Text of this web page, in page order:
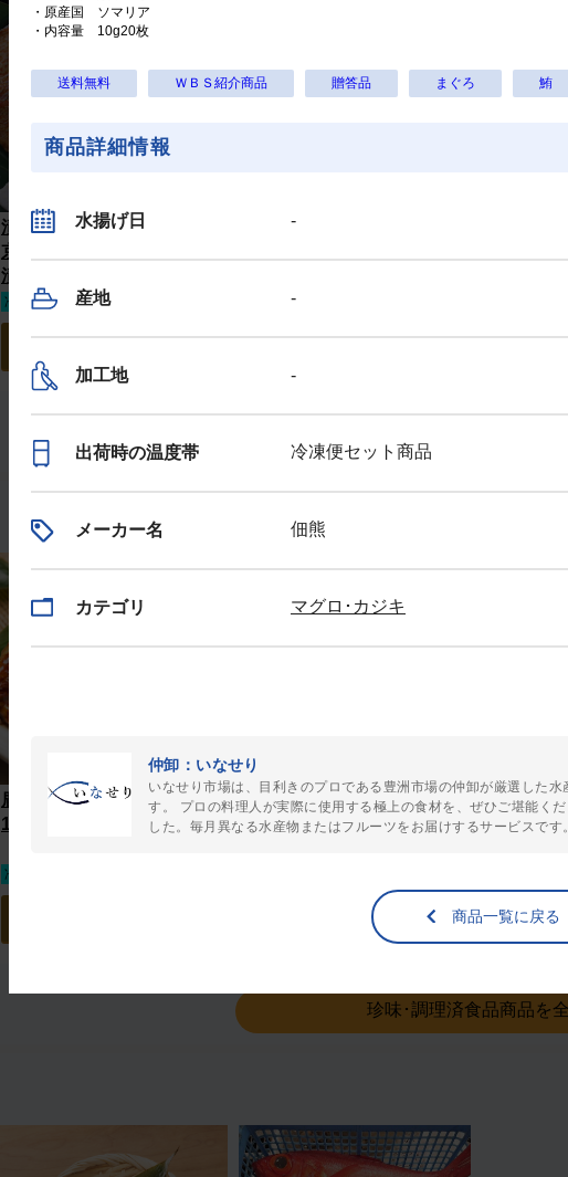
漬魚3種セット（目抜け西
京漬、目抜け照焼、鮭粕
漬）
冷凍
【豊洲仲卸厳選】西京漬け
鹿児島県産鰻蒲焼きカット
110g x 4パック
冷凍（
鹿児島県産鰻蒲焼きカット
110g x 5パック
9,310
税込 /個
200g x 2
焼・送料
珍味･調理済食品商品を
・原産国 ソマリア
・内容量 10g20枚
送料無料 ＷＢＳ紹介商品 贈答品 まぐろ 鮪
商品詳細情報
水揚げ日 -
産地 -
加工地 -
出荷時の温度帯 冷凍便セット商品
メーカー名 佃熊
カテゴリ マグロ･カジキ
仲卸：いなせり
いなせり市場は、目利きのプロである豊洲市場の仲卸が厳選した
す。 プロの料理人が実際に使用する極上の食材を、ぜひご堪能く
した。毎月異なる水産物またはフルーツをお届けするサービスです
商品一覧に戻る